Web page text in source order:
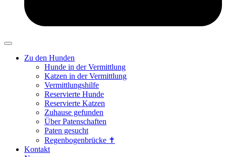
Zu den Hunden
Hunde in der Vermittlung
Katzen in der Vermittlung
Vermittlungshilfe
Reservierte Hunde
Reservierte Katzen
Zuhause gefunden
Über Patenschaften
Paten gesucht
Regenbogenbrücke ✝
Kontakt